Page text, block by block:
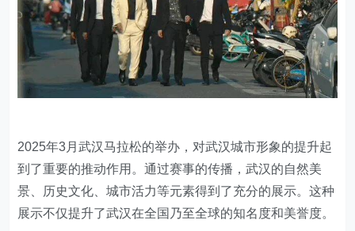
2025年3月武汉马拉松的举办，对武汉城市形象的提升起
到了重要的推动作用。通过赛事的传播，武汉的自然美
景、历史文化、城市活力等元素得到了充分的展示。这种
展示不仅提升了武汉在全国乃至全球的知名度和美誉度。